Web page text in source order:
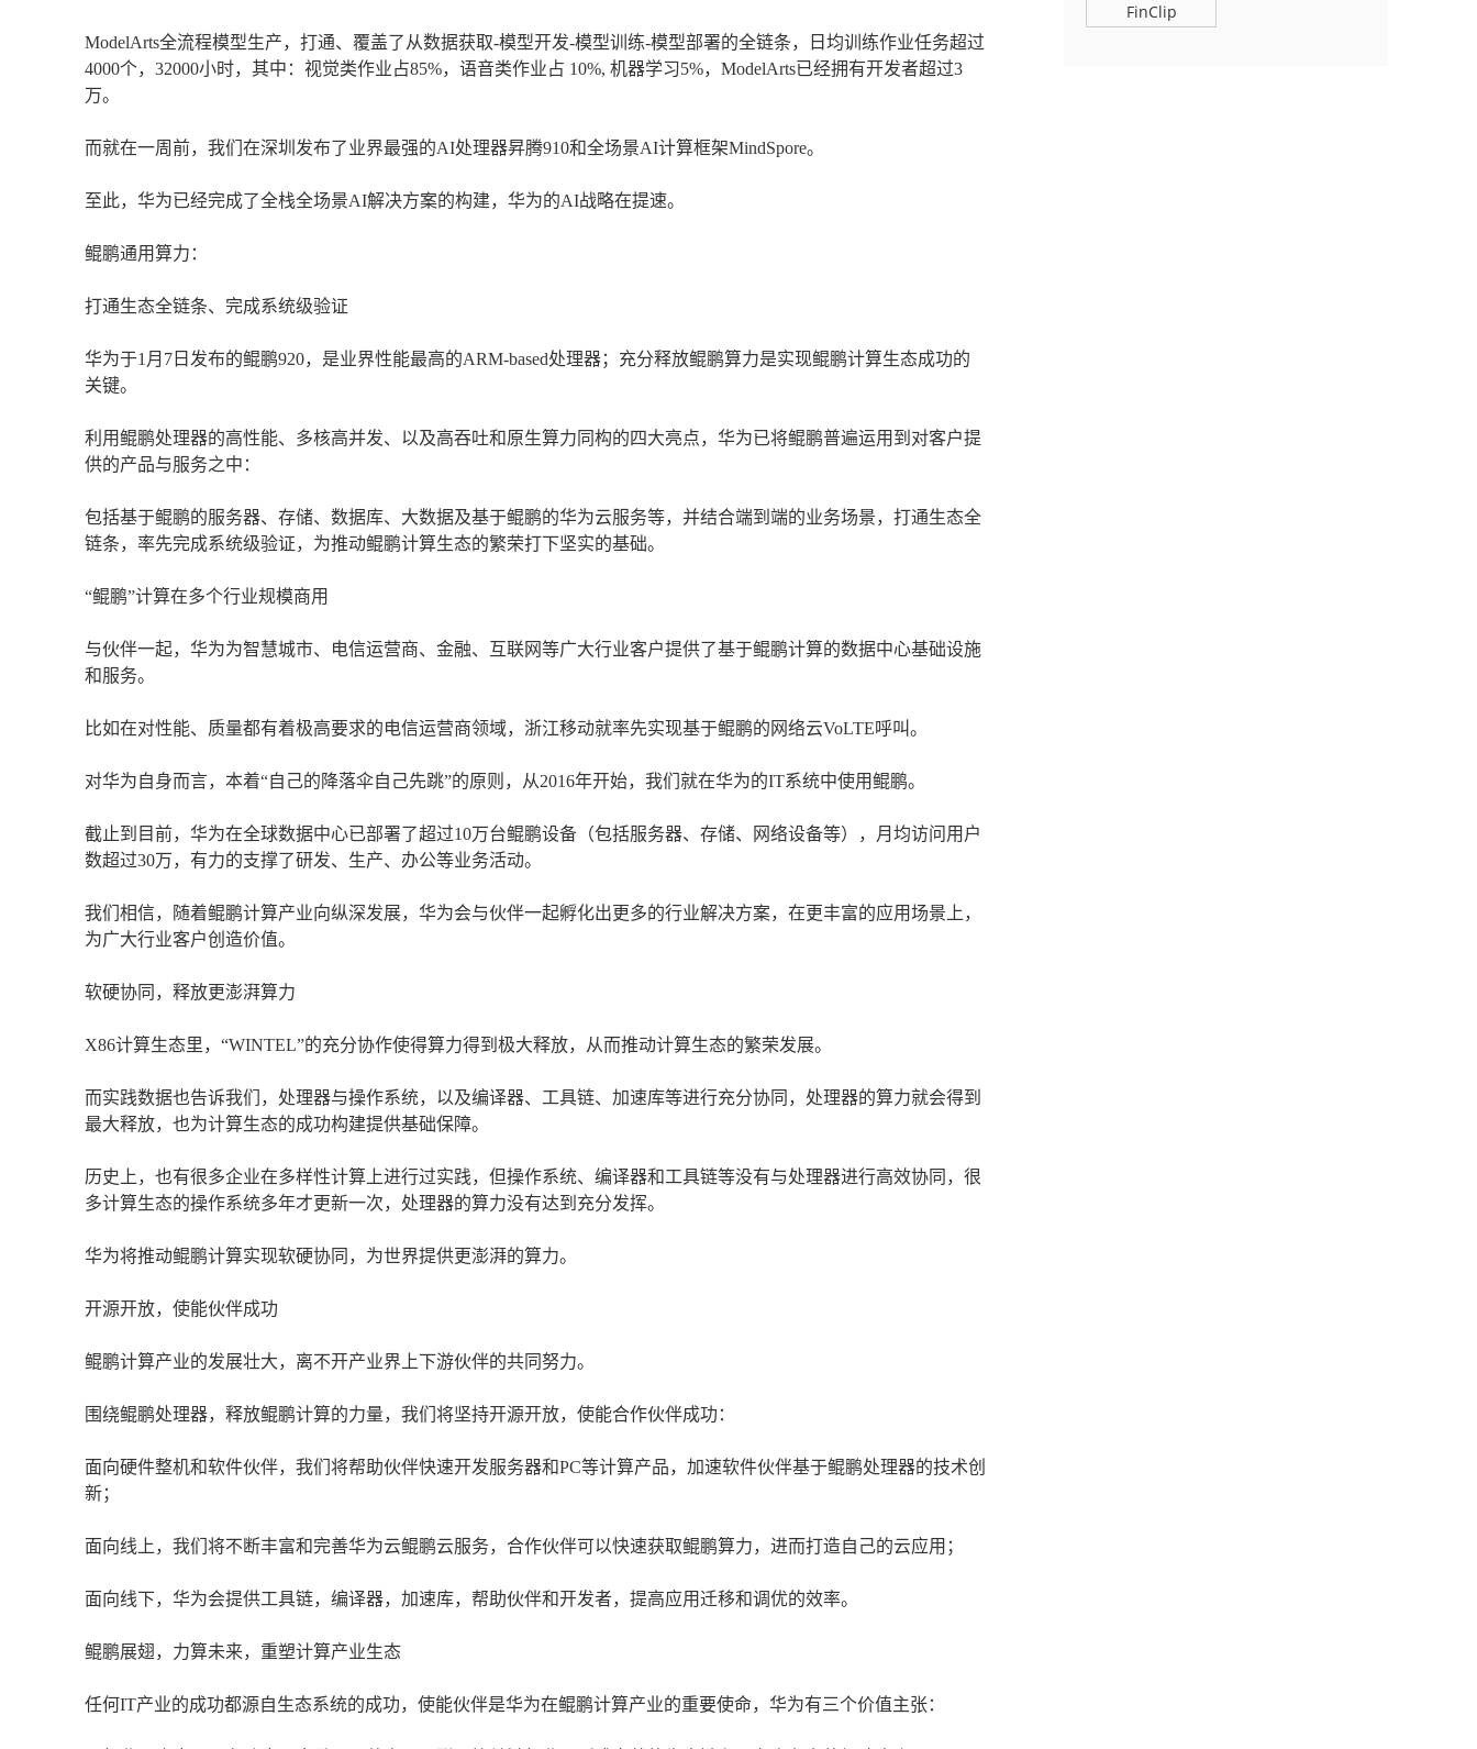
ModelArts全流程模型生产，打通、覆盖了从数据获取-模型开发-模型训练-模型部署的全链条，日均训练作业任务超过
4000个，32000小时，其中：视觉类作业占85%，语音类作业占 10%, 机器学习5%，ModelArts已经拥有开发者超过3
万。
而就在一周前，我们在深圳发布了业界最强的AI处理器昇腾910和全场景AI计算框架MindSpore。
至此，华为已经完成了全栈全场景AI解决方案的构建，华为的AI战略在提速。
鲲鹏通用算力：
打通生态全链条、完成系统级验证
华为于1月7日发布的鲲鹏920，是业界性能最高的ARM-based处理器；充分释放鲲鹏算力是实现鲲鹏计算生态成功的
关键。
利用鲲鹏处理器的高性能、多核高并发、以及高吞吐和原生算力同构的四大亮点，华为已将鲲鹏普遍运用到对客户提
供的产品与服务之中：
包括基于鲲鹏的服务器、存储、数据库、大数据及基于鲲鹏的华为云服务等，并结合端到端的业务场景，打通生态全
链条，率先完成系统级验证，为推动鲲鹏计算生态的繁荣打下坚实的基础。
“鲲鹏”计算在多个行业规模商用
与伙伴一起，华为为智慧城市、电信运营商、金融、互联网等广大行业客户提供了基于鲲鹏计算的数据中心基础设施
和服务。
比如在对性能、质量都有着极高要求的电信运营商领域，浙江移动就率先实现基于鲲鹏的网络云VoLTE呼叫。
对华为自身而言，本着“自己的降落伞自己先跳”的原则，从2016年开始，我们就在华为的IT系统中使用鲲鹏。
截止到目前，华为在全球数据中心已部署了超过10万台鲲鹏设备（包括服务器、存储、网络设备等），月均访问用户
数超过30万，有力的支撑了研发、生产、办公等业务活动。
我们相信，随着鲲鹏计算产业向纵深发展，华为会与伙伴一起孵化出更多的行业解决方案，在更丰富的应用场景上，
为广大行业客户创造价值。
软硬协同，释放更澎湃算力
X86计算生态里，“WINTEL”的充分协作使得算力得到极大释放，从而推动计算生态的繁荣发展。
而实践数据也告诉我们，处理器与操作系统，以及编译器、工具链、加速库等进行充分协同，处理器的算力就会得到
最大释放，也为计算生态的成功构建提供基础保障。
历史上，也有很多企业在多样性计算上进行过实践，但操作系统、编译器和工具链等没有与处理器进行高效协同，很
多计算生态的操作系统多年才更新一次，处理器的算力没有达到充分发挥。
华为将推动鲲鹏计算实现软硬协同，为世界提供更澎湃的算力。
开源开放，使能伙伴成功
鲲鹏计算产业的发展壮大，离不开产业界上下游伙伴的共同努力。
围绕鲲鹏处理器，释放鲲鹏计算的力量，我们将坚持开源开放，使能合作伙伴成功：
面向硬件整机和软件伙伴，我们将帮助伙伴快速开发服务器和PC等计算产品，加速软件伙伴基于鲲鹏处理器的技术创
新；
面向线上，我们将不断丰富和完善华为云鲲鹏云服务，合作伙伴可以快速获取鲲鹏算力，进而打造自己的云应用；
面向线下，华为会提供工具链，编译器，加速库，帮助伙伴和开发者，提高应用迁移和调优的效率。
鲲鹏展翅，力算未来，重塑计算产业生态
任何IT产业的成功都源自生态系统的成功，使能伙伴是华为在鲲鹏计算产业的重要使命，华为有三个价值主张：
FinClip